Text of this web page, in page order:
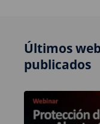
Últimos
publicados